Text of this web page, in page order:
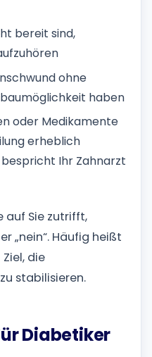
bereit sind,
ohne
haben
oder Medikamente
erheblich
Ihr Zahnarzt
auf Sie zutrifft,
„nein“. Häufig heißt
die
stabilisieren.
Diabetiker